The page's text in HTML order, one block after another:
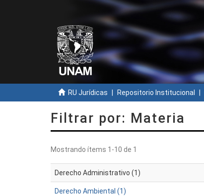
RU Jurídicas Repositorio Institucional
Filtrar por: Materia
Mostrando ítems 1-10 de 1
Derecho Administrativo (1)
Derecho Ambiental (1)